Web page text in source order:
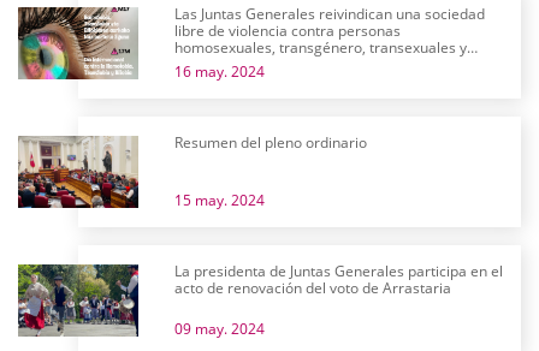
Las Juntas Generales reivindican una sociedad
libre de violencia contra personas
homosexuales, transgénero, transexuales y
bisexuales
16 may. 2024
Resumen del pleno ordinario
15 may. 2024
La presidenta de Juntas Generales participa en el
acto de renovación del voto de Arrastaria
09 may. 2024